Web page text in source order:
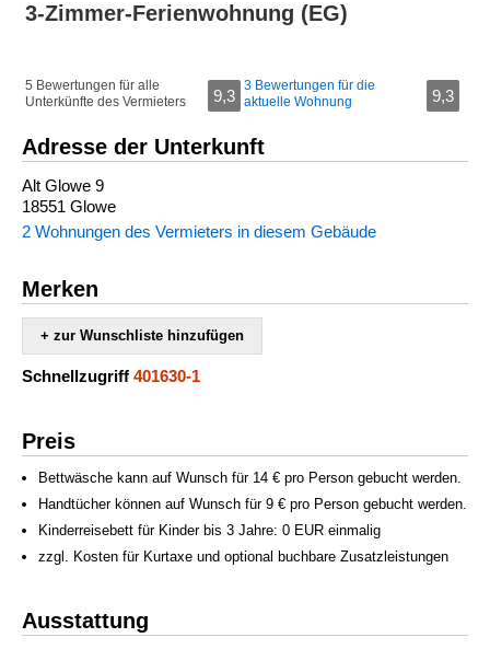
3-Zimmer-Ferienwohnung (EG)
5 Bewertungen für alle
Unterkünfte des Vermieters
9,3
3 Bewertungen für die
aktuelle Wohnung
9,3
Adresse der Unterkunft
Alt Glowe 9
18551 Glowe
2 Wohnungen des Vermieters in diesem Gebäude
Merken
+ zur Wunschliste hinzufügen
Schnellzugriff 401630-1
Preis
Bettwäsche kann auf Wunsch für 14 € pro Person gebucht werden.
Handtücher können auf Wunsch für 9 € pro Person gebucht werden.
Kinderreisebett für Kinder bis 3 Jahre: 0 EUR einmalig
zzgl. Kosten für Kurtaxe und optional buchbare Zusatzleistungen
Ausstattung